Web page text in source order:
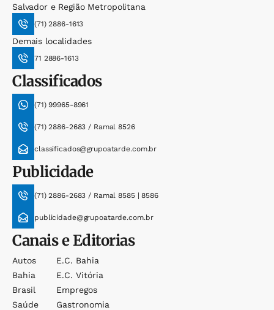
Salvador e Região Metropolitana
(71) 2886-1613
Demais localidades
71 2886-1613
Classificados
(71) 99965-8961
(71) 2886-2683 / Ramal 8526
classificados@grupoatarde.com.br
Publicidade
(71) 2886-2683 / Ramal 8585 | 8586
publicidade@grupoatarde.com.br
Canais e Editorias
Autos
Bahia
Brasil
Saúde
E.c. Bahia
E.c. Vitória
Empregos
Gastronomia